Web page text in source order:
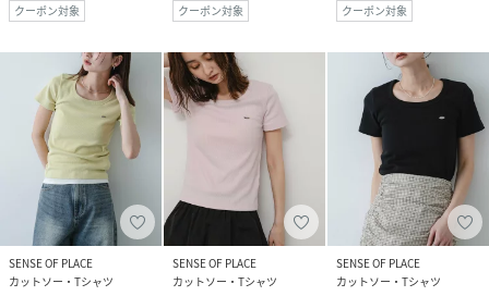
クーポン対象
クーポン対象
クーポン対象
SENSE OF PLACE
カットソー・Tシャツ
SENSE OF PLACE
カットソー・Tシャツ
SENSE OF PLACE
カットソー・Tシャツ